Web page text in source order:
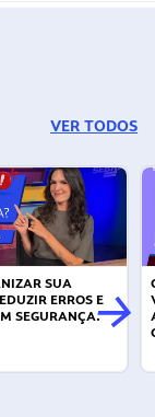
VER TODOS
SUA
ERROS E
SEGURANÇA.